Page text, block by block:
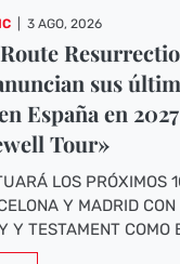
3 AGO, 2026
sus
España en
Tour»
LOS PRÓXIMOS
Y MADRID
Y TESTAMENT COMO